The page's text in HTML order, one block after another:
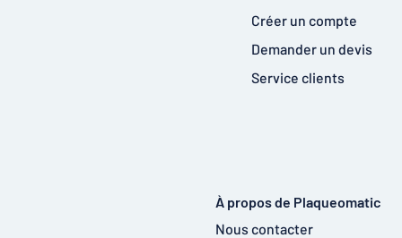
Créer un compte
Demander un devis
Service clients
À propos de Plaqueomatic
Nous contacter